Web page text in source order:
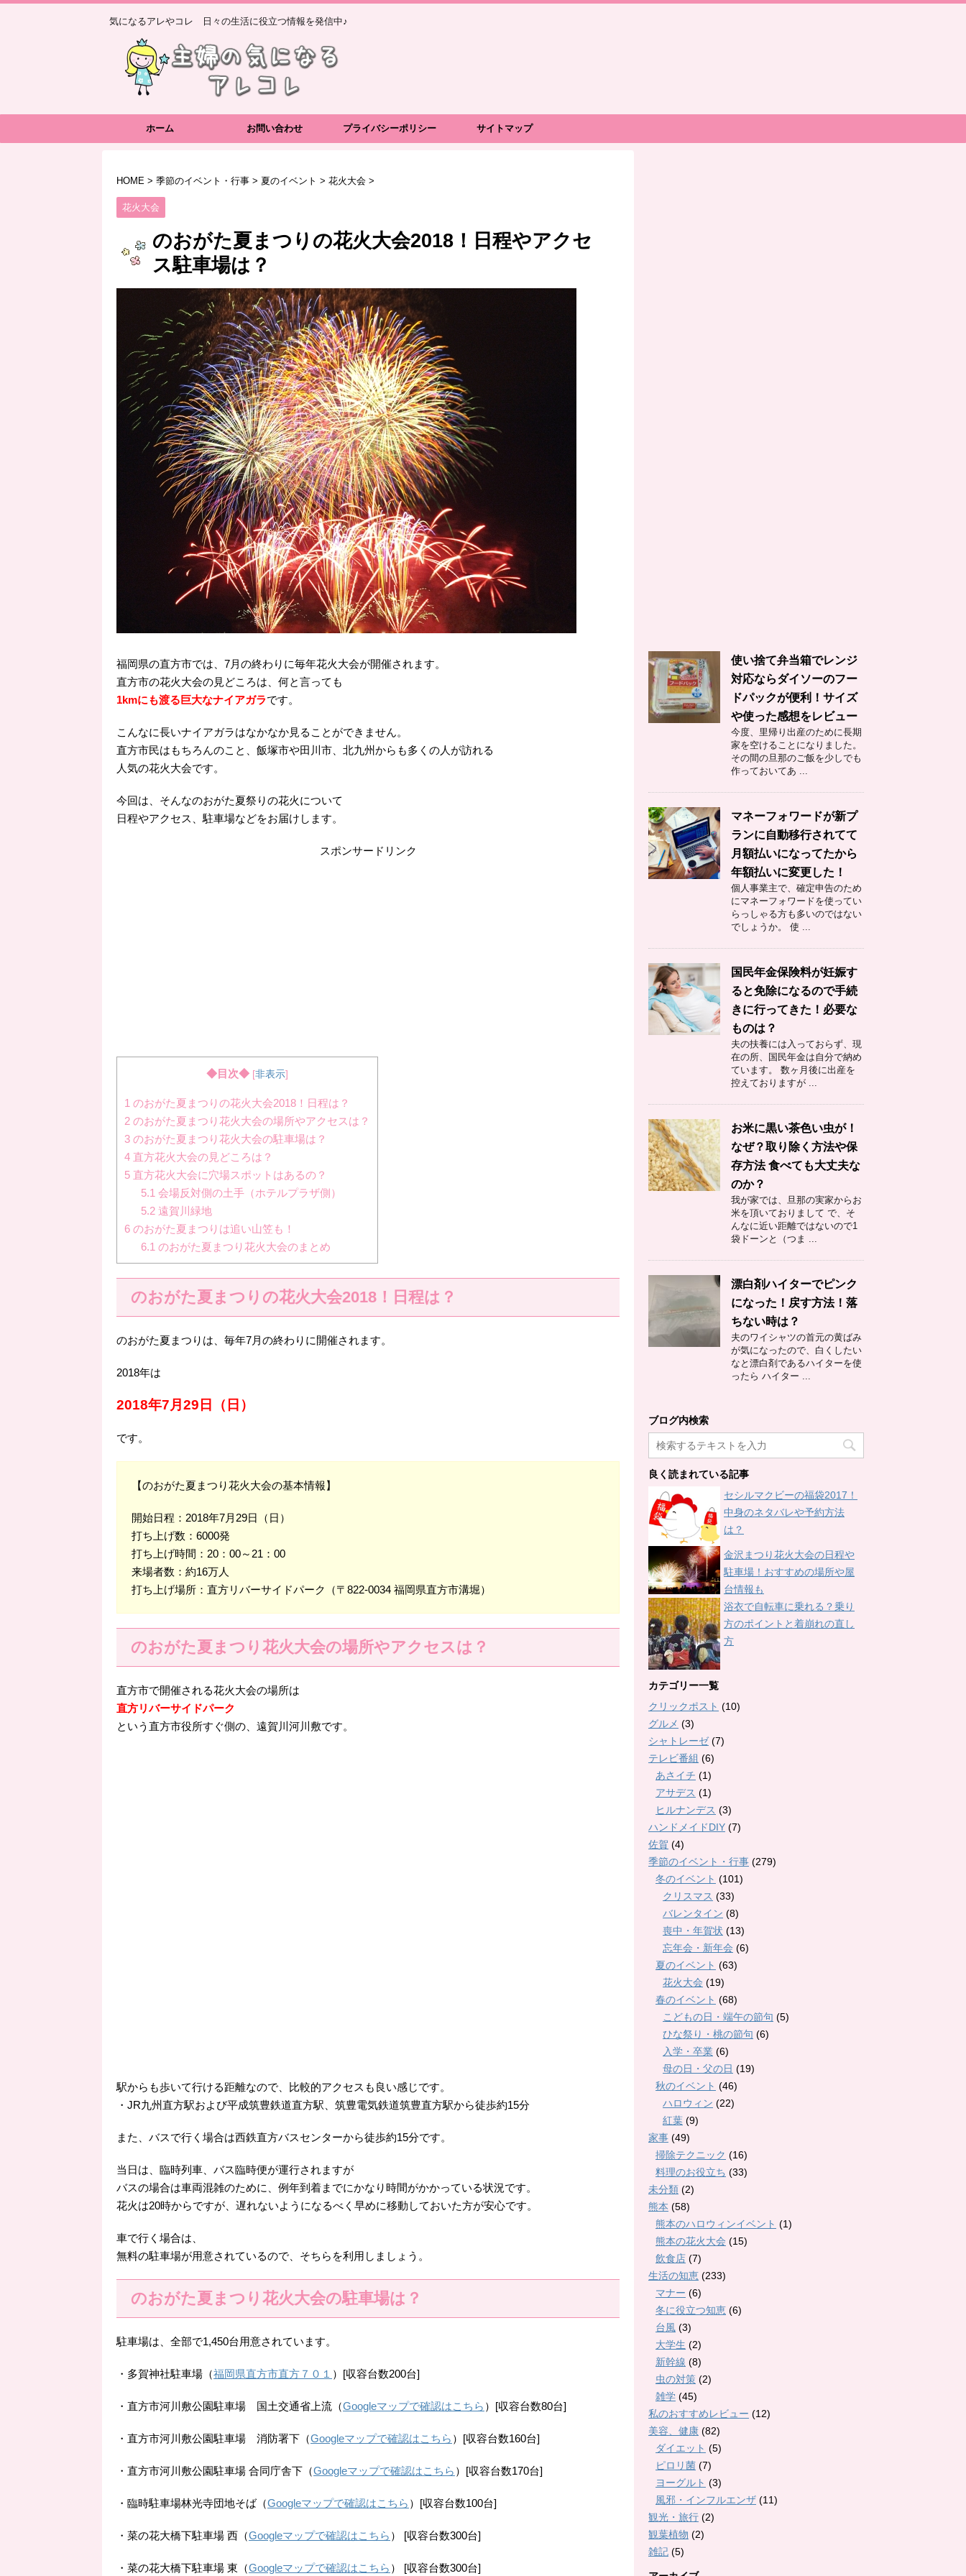
気になるアレやコレ 日々の生活に役立つ情報を発信中♪
ホーム お問い合わせ プライバシーポリシー サイトマップ
HOME > 季節のイベント・行事 > 夏のイベント > 花火大会 >
花火大会
のおがた夏まつりの花火大会2018！日程やアクセ
ス駐車場は？
福岡県の直方市では、7月の終わりに毎年花火大会が開催されます。
直方市の花火大会の見どころは、何と言っても
1kmにも渡る巨大なナイアガラです。
こんなに長いナイアガラはなかなか見ることができません。
直方市民はもちろんのこと、飯塚市や田川市、北九州からも多くの人が訪れる
人気の花火大会です。
今回は、そんなのおがた夏祭りの花火について
日程やアクセス、駐車場などをお届けします。
スポンサードリンク
◆目次◆ [非表示]
1 のおがた夏まつりの花火大会2018！日程は？
2 のおがた夏まつり花火大会の場所やアクセスは？
3 のおがた夏まつり花火大会の駐車場は？
4 直方花火大会の見どころは？
5 直方花火大会に穴場スポットはあるの？
5.1 会場反対側の土手（ホテルプラザ側）
5.2遠賀川緑地
6 のおがた夏まつりは追い山笠も！
6.1 のおがた夏まつり花火大会のまとめ
のおがた夏まつりの花火大会2018！日程は？
のおがた夏まつりは、毎年7月の終わりに開催されます。
2018年は
2018年7月29日（日）
です。
【のおがた夏まつり花火大会の基本情報】
開始日程：2018年7月29日（日）
打ち上げ数：6000発
打ち上げ時間：20：00～21：00
来場者数：約16万人
打ち上げ場所：直方リバーサイドパーク（〒822-0034 福岡県直方市溝堀）
のおがた夏まつり花火大会の場所やアクセスは？
直方市で開催される花火大会の場所は
直方リバーサイドパーク
という直方市役所すぐ側の、遠賀川河川敷です。
駅からも歩いて行ける距離なので、比較的アクセスも良い感じです。
・JR九州直方駅および平成筑豊鉄道直方駅、筑豊電気鉄道筑豊直方駅から徒歩約15分
また、バスで行く場合は西鉄直方バスセンターから徒歩約15分です。
当日は、臨時列車、バス臨時便が運行されますが
バスの場合は車両混雑のために、例年到着までにかなり時間がかかっている状況です。
花火は20時からですが、遅れないようになるべく早めに移動しておいた方が安心です。
車で行く場合は、
無料の駐車場が用意されているので、そちらを利用しましょう。
のおがた夏まつり花火大会の駐車場は？
駐車場は、全部で1,450台用意されています。
・多賀神社駐車場（福岡県直方市直方７０１ ）[収容台数200台]
・直方市河川敷公園駐車場 国土交通省上流（Googleマップで確認はこちら ）[収容台数80台]
・直方市河川敷公園駐車場 消防署下（Googleマップで確認はこちら ）[収容台数160台]
・直方市河川敷公園駐車場 合同庁舎下（Googleマップで確認はこちら ）[収容台数170台]
・臨時駐車場林光寺団地そば（Googleマップで確認はこちら ）[収容台数100台]
・菜の花大橋下駐車場 西（Googleマップで確認はこちら ） [収容台数300台]
・菜の花大橋下駐車場 東（Googleマップで確認はこちら ） [収容台数300台]
使い捨て弁当箱でレンジ
対応ならダイソーのフー
ドパックが便利！サイズ
や使った感想をレビュー
今度、里帰り出産のために長期
家を空けることになりました。
その間の旦那のご飯を少しでも
作っておいてあ ...
マネーフォワードが新プ
ランに自動移行されてて
月額払いになってたから
年額払いに変更した！
個人事業主で、確定申告のため
にマネーフォワードを使ってい
らっしゃる方も多いのではない
でしょうか。 使 ...
国民年金保険料が妊娠す
ると免除になるので手続
きに行ってきた！必要な
ものは？
夫の扶養には入っておらず、現
在の所、国民年金は自分で納め
ています。 数ヶ月後に出産を
控えておりますが ...
お米に黒い茶色い虫が！
なぜ？取り除く方法や保
存方法 食べても大丈夫な
のか？
我が家では、旦那の実家からお
米を頂いておりまして で、そ
んなに近い距離ではないので1
袋ドーンと（つま ...
漂白剤ハイターでピンク
になった！戻す方法！落
ちない時は？
夫のワイシャツの首元の黄ばみ
が気になったので、白くしたい
なと漂白剤であるハイターを使
ったら ハイター ...
ブログ内検索
良く読まれている記事
セシルマクビーの福袋2017！
中身のネタバレや予約方法
は？
金沢まつり花火大会の日程や
駐車場！おすすめの場所や屋
台情報も
浴衣で自転車に乗れる？乗り
方のポイントと着崩れの直し
方
カテゴリー一覧
クリックポスト (10)
グルメ (3)
シャトレーゼ(7)
テレビ番組 (6)
あさイチ (1)
アサデス (1)
ヒルナンデス (3)
ハンドメイドDIY (7)
佐賀 (4)
季節のイベント・行事 (279)
冬のイベント (101)
クリスマス (33)
バレンタイン (8)
喪中・年賀状 (13)
忘年会・新年会 (6)
夏のイベント (63)
花火大会 (19)
春のイベント (68)
こどもの日・端午の節句 (5)
ひな祭り・桃の節句 (6)
入学・卒業 (6)
母の日・父の日 (19)
秋のイベント (46)
ハロウィン (22)
紅葉 (9)
家事 (49)
掃除テクニック (16)
料理のお役立ち (33)
未分類 (2)
熊本 (58)
熊本のハロウィンイベント (1)
熊本の花火大会 (15)
飲食店 (7)
生活の知恵 (233)
マナー (6)
冬に役立つ知恵 (6)
台風 (3)
大学生 (2)
新幹線 (8)
虫の対策 (2)
雑学 (45)
私のおすすめレビュー (12)
美容、健康 (82)
ダイエット (5)
ピロリ菌 (7)
ヨーグルト (3)
風邪・インフルエンザ (11)
観光・旅行 (2)
観葉植物 (2)
雑記 (5)